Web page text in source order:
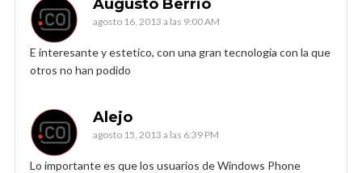
Augusto Berrio
agosto 16, 2013 a las 9:00 AM
E interesante y estetico, con una gran tecnología con la que
otros no han podido
Alejo
agosto 15, 2013 a las 6:39 PM
Lo importante es que los usuarios de Windows Phone